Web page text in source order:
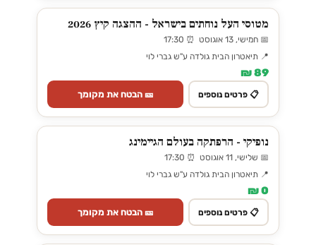
מטוסי העל נוחתים בישראל - ההצגה קיץ 2026
📅 חמישי, 13 אוגוסט ⏰ 17:30
📍 תיאטרון הבית גולדה ע"ש גברי לוי
89 ₪
📋 פרטים נוספים 🎫 הבטח את מקומך
נופיקי - הרפתקה בעולם הגיימינג
📅 שלישי, 11 אוגוסט ⏰ 17:30
📍 תיאטרון הבית גולדה ע"ש גברי לוי
0 ₪
📋 פרטים נוספים 🎫 הבטח את מקומך